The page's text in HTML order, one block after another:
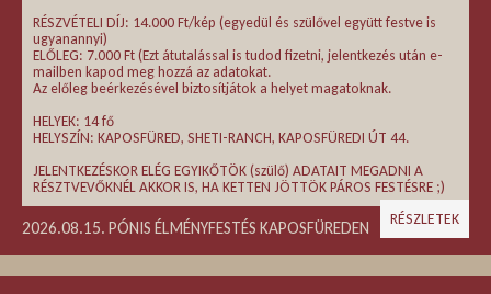
RÉSZVÉTELI DÍJ: 14.000 Ft/kép (egyedül és szülővel együtt festve is
ugyanannyi)
ELŐLEG: 7.000 Ft (Ezt átutalással is tudod fizetni, jelentkezés után e-
mailben kapod meg hozzá az adatokat.
Az előleg beérkezésével biztosítjátok a helyet magatoknak.
HELYEK: 14 fő
HELYSZÍN: KAPOSFÜRED, SHETI-RANCH, KAPOSFÜREDI ÚT 44.
JELENTKEZÉSKOR ELÉG EGYIKŐTÖK (szülő) ADATAIT MEGADNI A
RÉSZTVEVŐKNÉL AKKOR IS, HA KETTEN JÖTTÖK PÁROS FESTÉSRE ;)
RÉSZLETEK
2026.08.15. PÓNIS ÉLMÉNYFESTÉS KAPOSFÜREDEN